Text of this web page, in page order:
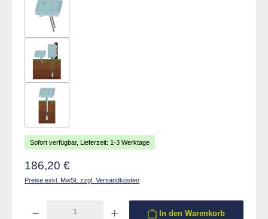
Sofort verfügbar, Lieferzeit: 1-3 Werktage
Regulärer Preis:
186,20 €
Preise exkl. MwSt. zzgl. Versandkosten
In den Warenkorb